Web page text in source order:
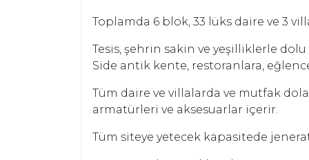
Toplamda 6 blok, 33 lüks daire ve 3
Tesis, şehrin sakin ve yeşilliklerle
Side antik kente, restoranlara,
Tüm daire ve villalarda ve mutfak
armatürleri ve aksesuarlar içerir.
Tüm siteye yetecek kapasitede